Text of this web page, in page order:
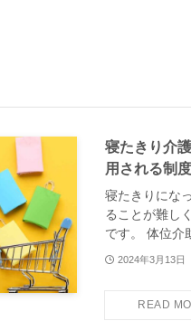
寝たきり介
用される制
寝たきりにな
ることが難し
です。 体位介
2024年3月13日